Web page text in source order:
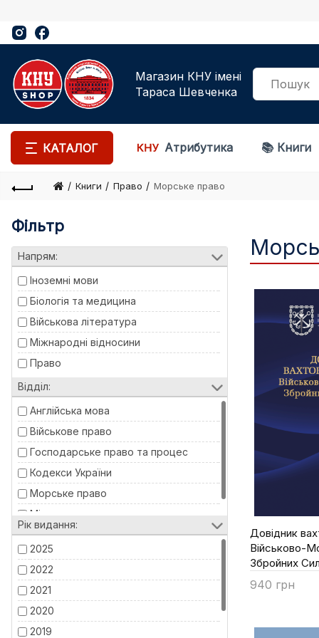
Магазин КНУ імені
Тараса Шевченка
КАТАЛОГ Атрибутика 📚 Книги
Книги Право Морське право
Фільтр
Напрям:
Іноземні мови
Біологія та медицина
Військова література
Міжнародні відносини
Право
Відділ:
Англійська мова
Військове право
Господарське право та процес
Кодекси України
Морське право
Міжнародне право
Рік видання:
2025
2022
2021
2020
2019
Довідник
Військово-
Збройних
940 грн